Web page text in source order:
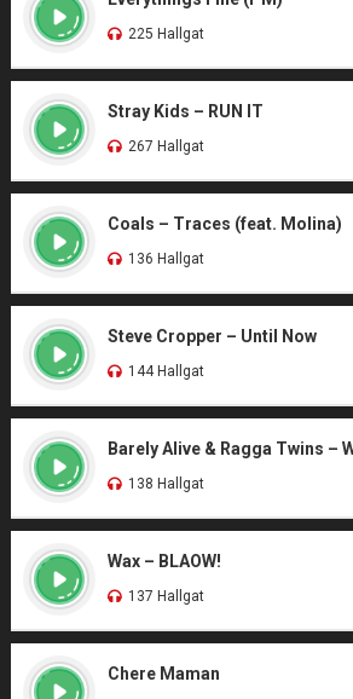
225 Hallgat
Stray Kids – RUN IT
267 Hallgat
Coals – Traces (feat. Molina)
136 Hallgat
Steve Cropper – Until Now
144 Hallgat
Barely Alive & Ragga Twins –
138 Hallgat
Wax – BLAOW!
137 Hallgat
Chere Maman